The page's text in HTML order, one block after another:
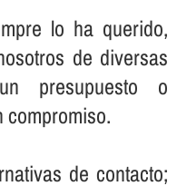
lo ha querido,
de diversas
presupuesto o
compromiso.
de contacto;